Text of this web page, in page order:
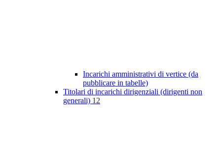
Incarichi amministrativi di vertice (da
pubblicare in tabelle)
Titolari di incarichi dirigenziali (dirigenti non
generali) 12